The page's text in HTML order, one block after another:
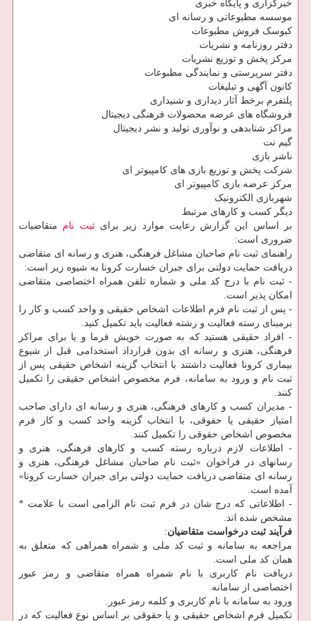
خبرگزاری و پایگاه خبری
موسسه مطبوعاتی و رسانه ای
کیوسک فروش مطبوعات
دفتر روزنامه و نشریات
مرکز پخش و توزیع نشریات
دفتر سرپرستی و نمایندگی مطبوعات
کانون آگهی و تبلیغات
پلتفرم برخط آثار دیداری و شنیداری
فروشگاه‏ های عرضه محصولات فرهنگی دیجیتال
مراکز شتابدهی و نوآوری تولید و نشر دیجیتال
گیم نت
ناشر بازی
شرکت پخش و توزیع بازی های کامپیوتر ای
مرکز عرضه بازی کامپیوتر ای
شهربازی الکترونیک
دیگر کسب و کار‏های مرتبط
بر اساس این گزارش رعایت موارد زیر برایثبت نام متقاضیات
ضروری است:
راهنمای ثبت نام صاحبان مشاغل فرهنگی، هنری و رسانه ‏ای متقاضی
دریافت حمایت دولتی برای جبران خسارت کرونا به شیوه زیر است:
- ثبت ‏نام با درج کد ملی و شماره تلفن همراه اختصاصی متقاضی
امکان پذیر است.
- پس از ثبت نام فرم اطلاعات اشخاص حقیقی و واحد کسب و کار را
برمبنای رسته فعالیت و رشته فعالیت باید تکمیل کنید.
- افراد حقیقی هستید که به صورت خویش ‏فرما و یا برای مراکز
فرهنگی، هنری و رسانه ای بدون قرارداد استخدامی قبل از شیوع
بیماری کرونا فعالیت داشتند با انتخاب گزینه اشخاص حقیقی پس از
ثبت نام و ورود به سامانه، فرم مخصوص اشخاص حقیقی را تکمیل
کنند.
- مدیران کسب و کارهای فرهنگی، هنری و رسانه ای دارای صاحب
امتیاز حقیقی یا حقوقی، با انتخاب گزینه واحد کسب و کار فرم
مخصوص اشخاص حقوقی را تکمیل کنند.
- اطلاعات لازم درباره رسته کسب و کارهای فرهنگی، هنری و
رسانه‏ای در فراخوان «ثبت نام صاحبان مشاغل فرهنگی، هنری و
رسانه ‏ای متقاضی دریافت حمایت دولتی برای جبران خسارت کرونا»
آمده است.
- اطلاعاتی که درج ‏شان در فرم ثبت‏ نام الزامی است با علامت *
مشخص شده ‏اند.
فرآیند ثبت درخواست متقاضیان:
مراجعه به سامانه و ثبت کد ملی و شمراه همراهی که متعلق به
همان کد ملی است.
دریافت نام کاربری با نام شمراه همراه متقاضی و رمز عبور
اختصاصی از سامانه.
ورود به سامانه با نام کاربری و کلمه رمز عبور.
تکمیل فرم اشخاص حقیقی و یا حقوقی بر اساس نوع فعالیت که در